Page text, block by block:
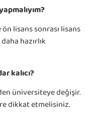
lisans sonrası lisans
hazırlık
kalıcı?
üniversiteye değişir.
dikkat etmelisiniz.